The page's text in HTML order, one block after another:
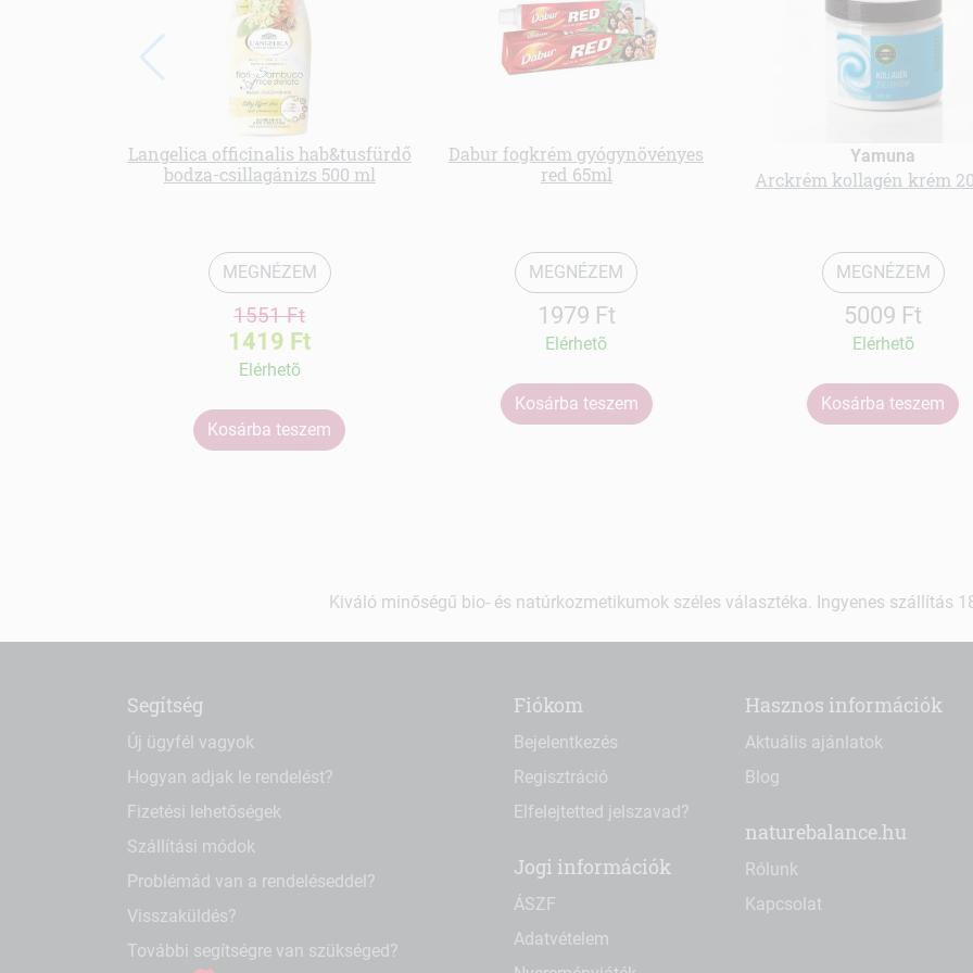
Langelica officinalis hab&tusfürdő
bodza-csillagánizs 500 ml
MEGNÉZEM
1551 Ft
1419 Ft
Elérhetõ
Kosárba teszem
Dabur fogkrém gyógynövényes
red 65ml
MEGNÉZEM
1979 Ft
Elérhetõ
Kosárba teszem
Yamuna
Arckrém kollagén krém
MEGNÉZEM
5009 Ft
Elérhetõ
Kosárba teszem
Kiváló minőségű bio- és natúrkozmetikumok széles választéka. Ingyenes szállítás
Segítség
Új ügyfél vagyok
Hogyan adjak le rendelést?
Fizetési lehetőségek
Szállítási módok
Problémád van a rendeléseddel?
Visszaküldés?
További segítségre van szükséged?
Fiókom
Bejelentkezés
Regisztráció
Elfelejtetted jelszavad?
Jogi információk
ÁSZF
Adatvételem
Hasznos információk
Aktuális ajánlatok
Blog
naturebalance.hu
Rólunk
Kapcsolat